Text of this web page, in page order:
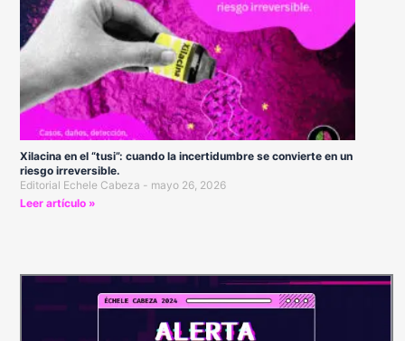
Xilacina en el “tusi”: cuando la incertidumbre se convierte en un
riesgo irreversible.
Editorial Echele Cabeza
mayo 26, 2026
Leer artículo »